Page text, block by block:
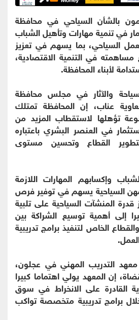
بالشأن السياحي في محافظة
في تنمية مهارات وتأهيل الشباب
السياحي، بما يسهم في تعزيز
في التنمية الاقتصادية،
لأبناء المحافظة.
والآثار في مجلس محافظة
عناب، إن المحافظة تمتلك
تؤهلها لاستقطاب المزيد من
في العنصر البشري باعتباره
لتطوير القطاع وتحسين مستوى
وإكسابهم المهارات اللازمة
السياحية يسهم في توفير فرص
المنشآت السياحية على تلبية
إلى أهمية توسيع الشراكة بين
الخاص لتنفيذ برامج تدريبية
التدريب المهني في عجلون،
إن المعهد يولي اهتماما كبيرا
القادرة على الانخراط في سوق
برامج تدريبية متخصصة تواكب